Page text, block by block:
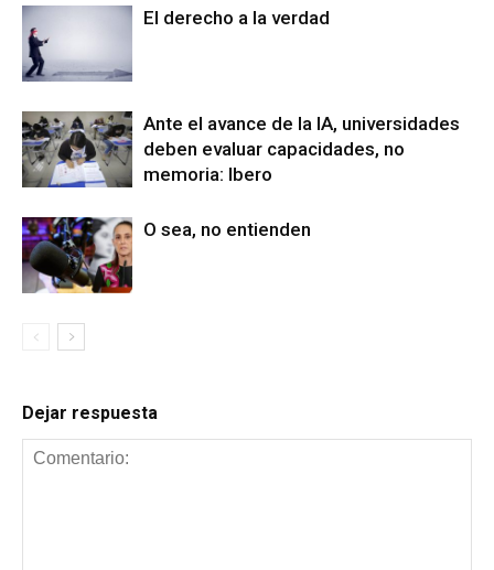
El derecho a la verdad
Ante el avance de la IA, universidades
deben evaluar capacidades, no
memoria: Ibero
O sea, no entienden
Dejar respuesta